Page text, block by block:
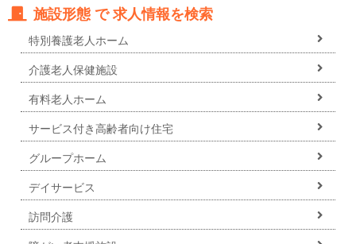
施設形態 で 求人情報を検索
特別養護老人ホーム
介護老人保健施設
有料老人ホーム
サービス付き高齢者向け住宅
グループホーム
デイサービス
訪問介護